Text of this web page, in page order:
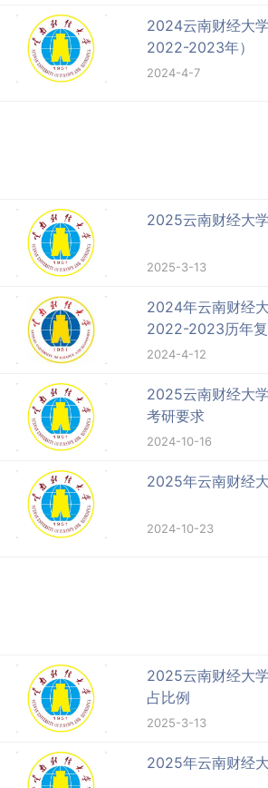
2024云南财经大
2022-2023年）
2024-4-7
2025云南财经大
2025-3-13
2024年云南财经
2022-2023历年复
2024-4-12
2025云南财经大
考研要求
2024-10-16
2025年云南财经
2024-10-23
2025云南财经大
占比例
2025-3-13
2025年云南财经